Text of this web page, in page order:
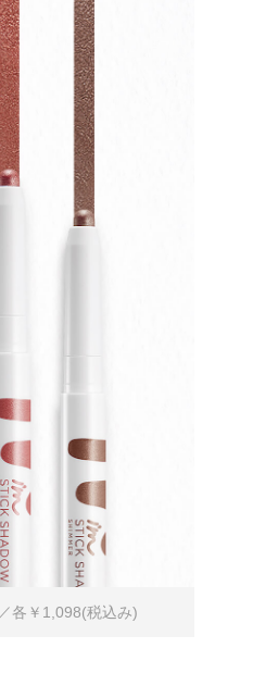
各￥1,098(税込み)